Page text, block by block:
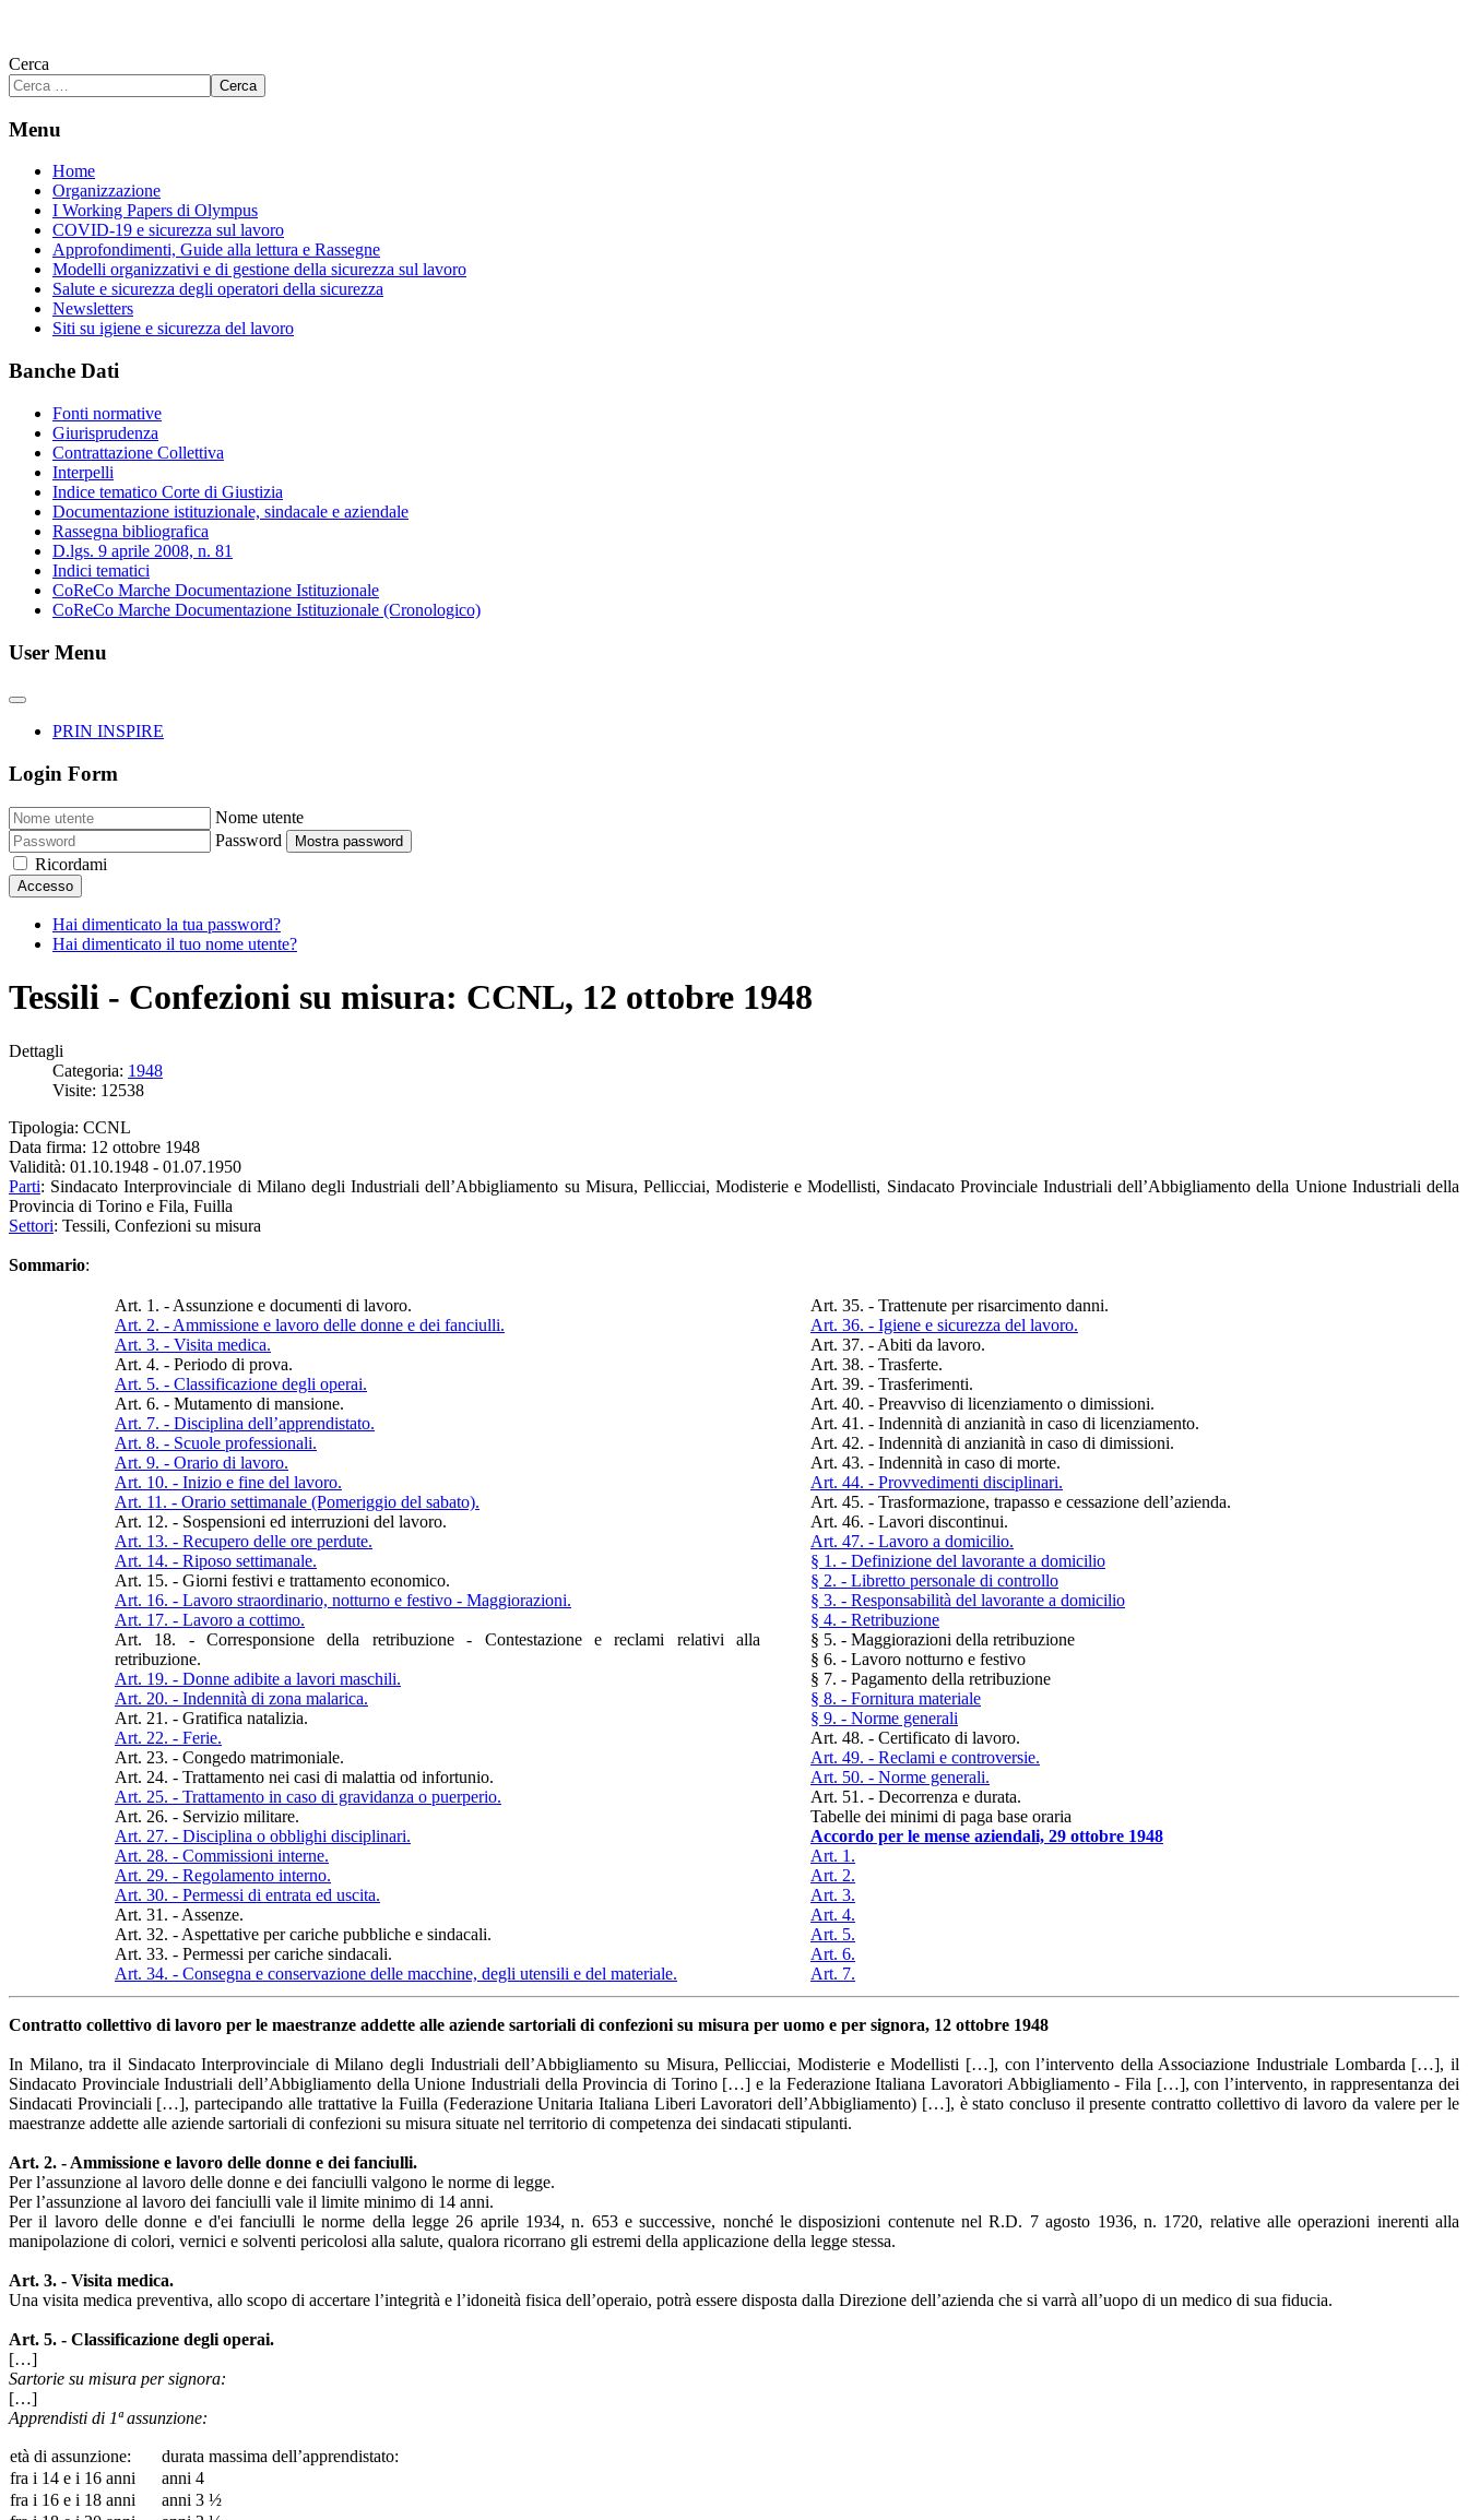
Cerca
Cerca
Menu
Home
Organizzazione
I Working Papers di Olympus
COVID-19 e sicurezza sul lavoro
Approfondimenti, Guide alla lettura e Rassegne
Modelli organizzativi e di gestione della sicurezza sul lavoro
Salute e sicurezza degli operatori della sicurezza
Newsletters
Siti su igiene e sicurezza del lavoro
Banche Dati
Fonti normative
Giurisprudenza
Contrattazione Collettiva
Interpelli
Indice tematico Corte di Giustizia
Documentazione istituzionale, sindacale e aziendale
Rassegna bibliografica
D.lgs. 9 aprile 2008, n. 81
Indici tematici
CoReCo Marche Documentazione Istituzionale
CoReCo Marche Documentazione Istituzionale (Cronologico)
User Menu
PRIN INSPIRE
Login Form
Nome utente
Password
Mostra password
Ricordami
Accesso
Hai dimenticato la tua password?
Hai dimenticato il tuo nome utente?
Tessili - Confezioni su misura: CCNL, 12 ottobre 1948
Dettagli
Categoria: 1948
Visite: 12538
Tipologia: CCNL
Data firma: 12 ottobre 1948
Validità: 01.10.1948 - 01.07.1950
Parti: Sindacato Interprovinciale di Milano degli Industriali dell’Abbigliamento su Misura, Pellicciai, Modisterie e Modellisti, Sindacato Provinciale Industriali dell’Abbigliamento della Unione Industriali della
Provincia di Torino e Fila, Fuilla
Settori: Tessili, Confezioni su misura
Sommario:
Art. 1. - Assunzione e documenti di lavoro.
Art. 2. - Ammissione e lavoro delle donne e dei fanciulli.
Art. 3. - Visita medica.
Art. 4. - Periodo di prova.
Art. 5. - Classificazione degli operai.
Art. 6. - Mutamento di mansione.
Art. 7. - Disciplina dell’apprendistato.
Art. 8. - Scuole professionali.
Art. 9. - Orario di lavoro.
Art. 10. - Inizio e fine del lavoro.
Art. 11. - Orario settimanale (Pomeriggio del sabato).
Art. 12. - Sospensioni ed interruzioni del lavoro.
Art. 13. - Recupero delle ore perdute.
Art. 14. - Riposo settimanale.
Art. 15. - Giorni festivi e trattamento economico.
Art. 16. - Lavoro straordinario, notturno e festivo - Maggiorazioni.
Art. 17. - Lavoro a cottimo.
Art. 18. - Corresponsione della retribuzione - Contestazione e reclami relativi alla
retribuzione.
Art. 19. - Donne adibite a lavori maschili.
Art. 20. - Indennità di zona malarica.
Art. 21. - Gratifica natalizia.
Art. 22. - Ferie.
Art. 23. - Congedo matrimoniale.
Art. 24. - Trattamento nei casi di malattia od infortunio.
Art. 25. - Trattamento in caso di gravidanza o puerperio.
Art. 26. - Servizio militare.
Art. 27. - Disciplina o obblighi disciplinari.
Art. 28. - Commissioni interne.
Art. 29. - Regolamento interno.
Art. 30. - Permessi di entrata ed uscita.
Art. 31. - Assenze.
Art. 32. - Aspettative per cariche pubbliche e sindacali.
Art. 33. - Permessi per cariche sindacali.
Art. 34. - Consegna e conservazione delle macchine, degli utensili e del materiale.
Art. 35. - Trattenute per risarcimento danni.
Art. 36. - Igiene e sicurezza del lavoro.
Art. 37. - Abiti da lavoro.
Art. 38. - Trasferte.
Art. 39. - Trasferimenti.
Art. 40. - Preavviso di licenziamento o dimissioni.
Art. 41. - Indennità di anzianità in caso di licenziamento.
Art. 42. - Indennità di anzianità in caso di dimissioni.
Art. 43. - Indennità in caso di morte.
Art. 44. - Provvedimenti disciplinari.
Art. 45. - Trasformazione, trapasso e cessazione dell’azienda.
Art. 46. - Lavori discontinui.
Art. 47. - Lavoro a domicilio.
§ 1. - Definizione del lavorante a domicilio
§ 2. - Libretto personale di controllo
§ 3. - Responsabilità del lavorante a domicilio
§ 4. - Retribuzione
§ 5. - Maggiorazioni della retribuzione
§ 6. - Lavoro notturno e festivo
§ 7. - Pagamento della retribuzione
§ 8. - Fornitura materiale
§ 9. - Norme generali
Art. 48. - Certificato di lavoro.
Art. 49. - Reclami e controversie.
Art. 50. - Norme generali.
Art. 51. - Decorrenza e durata.
Tabelle dei minimi di paga base oraria
Accordo per le mense aziendali, 29 ottobre 1948
Art. 1.
Art. 2.
Art. 3.
Art. 4.
Art. 5.
Art. 6.
Art. 7.
Contratto collettivo di lavoro per le maestranze addette alle aziende sartoriali di confezioni su misura per uomo e per signora, 12 ottobre 1948
In Milano, tra il Sindacato Interprovinciale di Milano degli Industriali dell’Abbigliamento su Misura, Pellicciai, Modisterie e Modellisti […], con l’intervento della Associazione Industriale Lombarda […], il
Sindacato Provinciale Industriali dell’Abbigliamento della Unione Industriali della Provincia di Torino […] e la Federazione Italiana Lavoratori Abbigliamento - Fila […], con l’intervento, in rappresentanza dei
Sindacati Provinciali […], partecipando alle trattative la Fuilla (Federazione Unitaria Italiana Liberi Lavoratori dell’Abbigliamento) […], è stato concluso il presentecontratto collettivo di lavoro da valere per le
maestranze addette alle aziende sartoriali di confezioni su misura situate nel territorio di competenza dei sindacati stipulanti.
Art. 2. - Ammissione e lavoro delle donne e dei fanciulli.
Per l’assunzione al lavoro delle donne e dei fanciulli valgono le norme di legge.
Per l’assunzione al lavoro dei fanciulli vale il limite minimo di 14 anni.
Per il lavoro delle donne e d'ei fanciulli le norme della legge 26 aprile 1934, n. 653 e successive, nonché le disposizioni contenute nel R.D. 7 agosto 1936, n. 1720, relative alle operazioni inerenti alla
manipolazione di colori, vernici e solventi pericolosi alla salute, qualora ricorrano gli estremi della applicazione della legge stessa.
Art. 3. - Visita medica.
Una visita medica preventiva, allo scopo di accertare l’integrità e l’idoneità fisica dell’operaio, potrà essere disposta dalla Direzione dell’azienda che si varrà all’uopo di un medico di sua fiducia.
Art. 5. - Classificazione degli operai.
[…]
Sartorie su misura per signora:
[…]
Apprendisti di 1ª assunzione:
età di assunzione:
durata massima dell’apprendistato:
fra i 14 e i 16 anni
anni 4
fra i 16 e i 18 anni
anni 3 ½